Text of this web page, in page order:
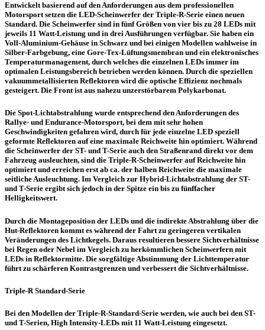
Entwickelt basierend auf den Anforderungen aus dem professionellen
Motorsport setzen die LED-Scheinwerfer der Triple-R-Serie einen neuen
Standard. Die Scheinwerfer sind in fünf Größen von vier bis zu 28 LEDs mit
jeweils 11 Watt-Leistung und in drei Ausführungen verfügbar. Sie haben ein
Voll-Aluminium-Gehäuse in Schwarz und bei einigen Modellen wahlweise in
Silber-Farbgebung, eine Gore-Tex-Lüftungsmembran und ein elektronisches
Temperaturmanagement, durch welches die einzelnen LEDs immer im
optimalen Leistungsbereich betrieben werden können. Durch die speziellen
vakuummetallisierten Reflektoren wird die optische Effizienz nochmals
gesteigert. Die Front ist aus nahezu unzerstörbarem Polykarbonat.
Die Spot-Lichtabstrahlung wurde entsprechend den Anforderungen des
Rallye- und Endurance-Motorsport, bei dem mit sehr hohen
Geschwindigkeiten gefahren wird, durch für jede einzelne LED speziell
geformte Reflektoren auf eine maximale Reichweite hin optimiert. Während
die Scheinwerfer der ST- und T-Serie auch den Straßenrand direkt vor dem
Fahrzeug ausleuchten, sind die Triple-R-Scheinwerfer auf Reichweite hin
optimiert und erreichen erst ab ca. der halben Reichweite die maximale
seitliche Ausleuchtung. Im Vergleich zur Hybrid-Lichtabstrahlung der ST-
und T-Serie ergibt sich jedoch in der Spitze ein bis zu fünffacher
Helligkeitswert.
Durch die Montageposition der LEDs und die indirekte Abstrahlung über die
Hut-Reflektoren kommt es während der Fahrt zu geringeren vertikalen
Veränderungen des Lichtkegels. Daraus resultieren bessere Sichtverhältnisse
bei Regen oder Nebel im Vergleich zu herkömmlichen Scheinwerfern mit
LEDs in Reflektormitte. Die sorgfältige Abstimmung der Lichttemperatur
führt zu schärferen Kontrastgrenzen und verbessert die Sichtverhältnisse.
Triple-R Standard-Serie
Bei den Modellen der Triple-R-Standard-Serie werden, wie auch bei den ST-
und T-Serien, High Intensity-LEDs mit 11 Watt-Leistung eingesetzt.